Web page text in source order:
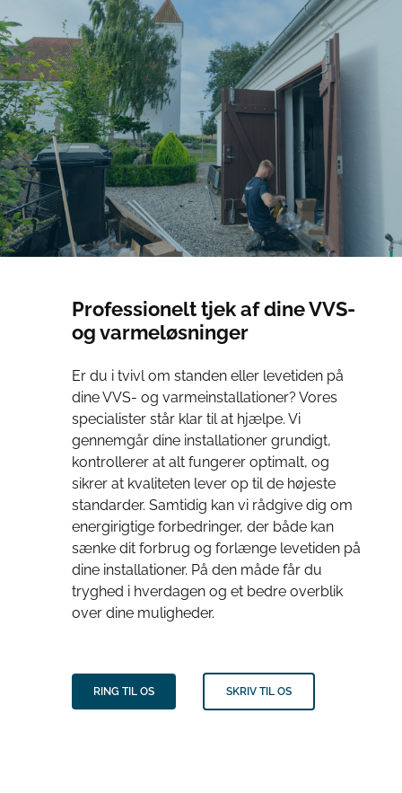
Professionelt tjek af dine VVS-
og varmeløsninger
Er du i tvivl om standen eller levetiden på
dine VVS- og varmeinstallationer? Vores
specialister står klar til at hjælpe. Vi
gennemgår dine installationer grundigt,
kontrollerer at alt fungerer optimalt, og
sikrer at kvaliteten lever op til de højeste
standarder. Samtidig kan vi rådgive dig om
energirigtige forbedringer, der både kan
sænke dit forbrug og forlænge levetiden på
dine installationer. På den måde får du
tryghed i hverdagen og et bedre overblik
over dine muligheder.
RING TIL OS SKRIV TIL OS